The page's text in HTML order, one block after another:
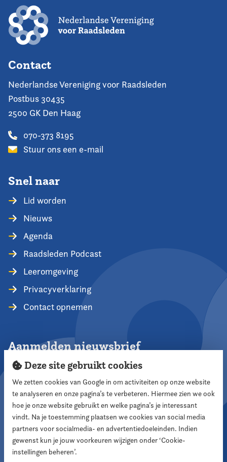
Contact
Nederlandse Vereniging voor Raadsleden
Postbus 30435
2500 GK Den Haag
070-373 8195
Stuur ons een e-mail
Snel naar
Lid worden
Nieuws
Agenda
Raadsleden Podcast
Leeromgeving
Privacyverklaring
Contact opnemen
Aanmelden nieuwsbrief
Aanmelden
Volg ons
Deze site gebruikt cookies
We zetten cookies van Google in om activiteiten op onze website
te analyseren en onze pagina’s te verbeteren. Hiermee zien we ook
hoe je onze website gebruikt en welke pagina’s je interessant
vindt. Na je toestemming plaatsen we cookies van social media
partners voor socialmedia- en advertentiedoeleinden. Indien
gewenst kun je jouw voorkeuren wijzigen onder ‘Cookie-
instellingen beheren’.